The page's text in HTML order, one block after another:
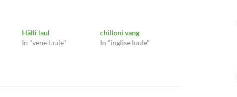
Hälli laul
In "vene luule"
chilloni vang
In "inglise luule"